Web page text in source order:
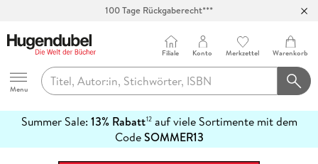
100 Tage Rückgaberecht***
Hugendubel
Menu
Filiale Konto Merkzettel Warenkorb
Summer Sale: 13% Rabatt12auf viele Sortimente mit dem
CodeSOMMER13
erfahren